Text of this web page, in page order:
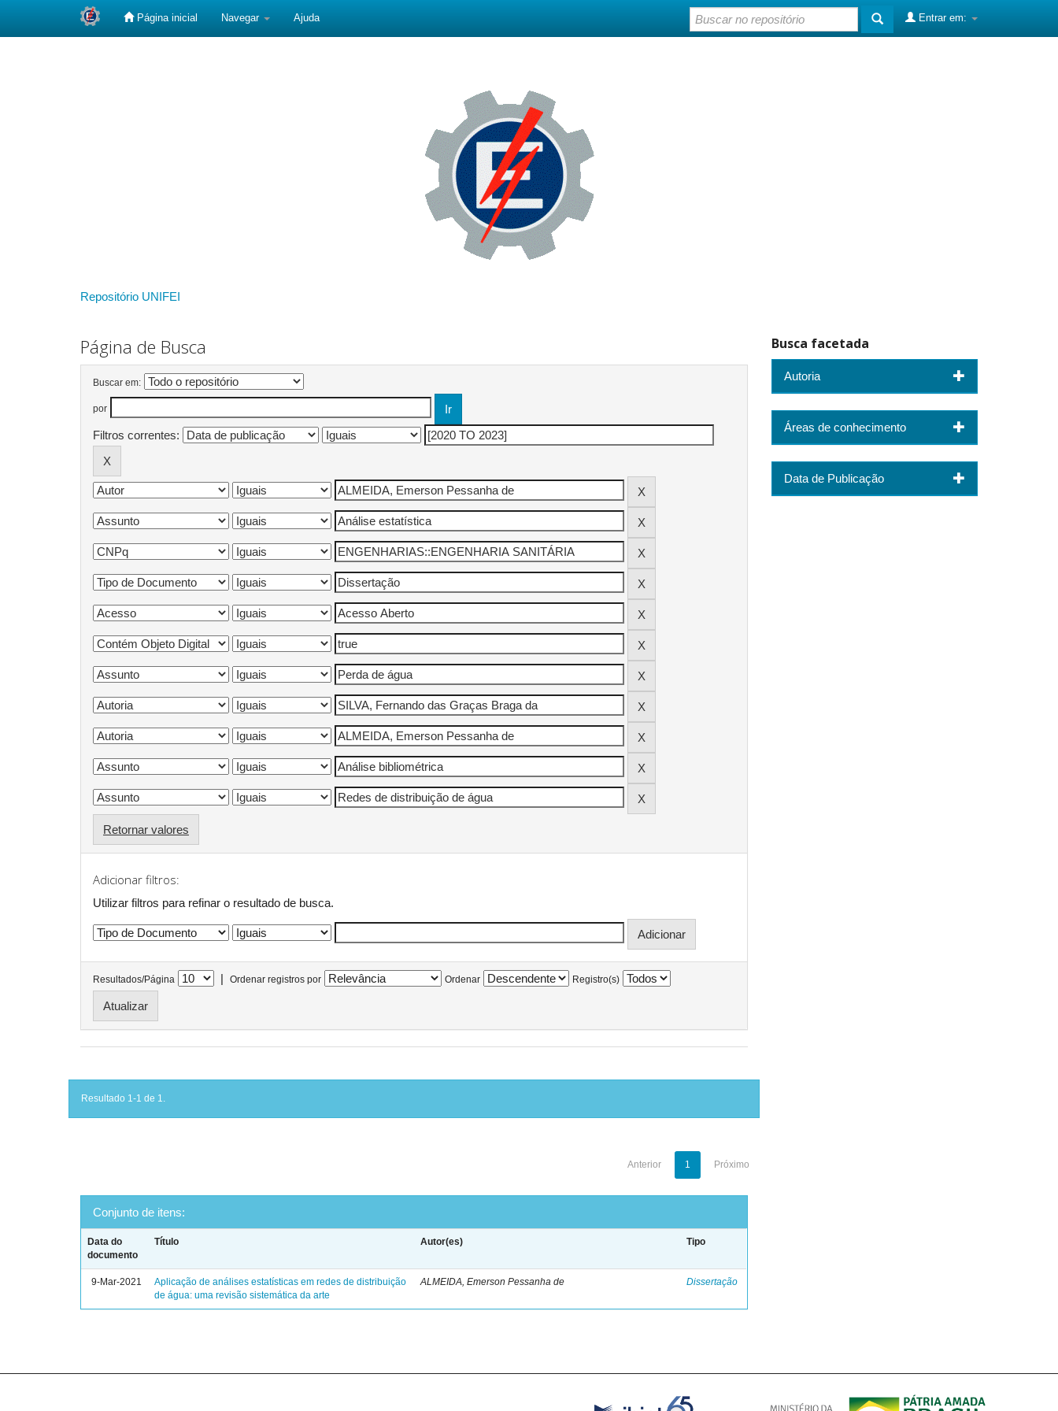
Página inicial Navegar Ajuda Entrar em:
Repositório UNIFEI
Página de Busca
Buscar em:
por
Filtros correntes:
Retornar valores
Adicionar filtros:
Utilizar filtros para refinar o resultado de busca.
Resultados/Página | Ordenar registros por Ordenar Registro(s)
Resultado 1-1 de 1.
Anterior 1 Próximo
Conjunto de itens:
Data do
documento
Título Autor(es) Tipo
9-Mar-2021
Aplicação de análises estatísticas em redes de distribuição
de água: uma revisão sistemática da arte
ALMEIDA, Emerson Pessanha de Dissertação
Busca facetada
Autoria
Áreas de conhecimento
Data de Publicação